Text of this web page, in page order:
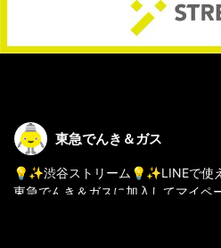
東急でんき＆ガス
💡✨渋谷ストリーム💡✨LINEで使
東急でんき＆ガスに加入してマイペ
の際に料金の割引やワンドリンク